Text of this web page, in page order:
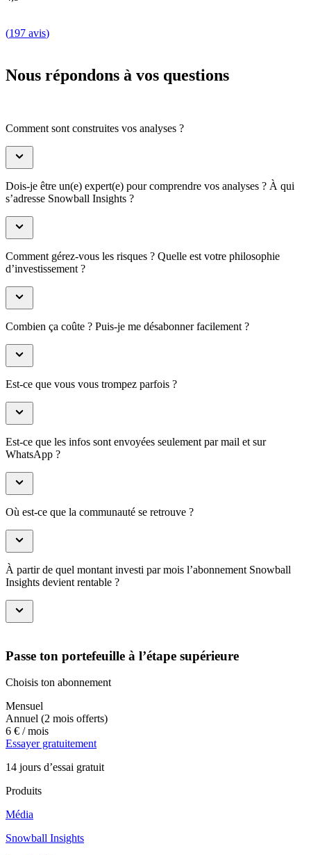
(197 avis)
Nous répondons à vos questions
Comment sont construites vos analyses ?
Dois-je être un(e) expert(e) pour comprendre vos analyses ? À qui
s’adresse Snowball Insights ?
Comment gérez-vous les risques ? Quelle est votre philosophie
d’investissement ?
Combien ça coûte ? Puis-je me désabonner facilement ?
Est-ce que vous vous trompez parfois ?
Est-ce que les infos sont envoyées seulement par mail et sur
WhatsApp ?
Où est-ce que la communauté se retrouve ?
À partir de quel montant investi par mois l’abonnement Snowball
Insights devient rentable ?
Passe ton portefeuille à l’étape supérieure
Choisis ton abonnement
Mensuel
Annuel (2 mois offerts)
6 € / mois
Essayer gratuitement
14 jours d’essai gratuit
Produits
Média
Snowball Insights